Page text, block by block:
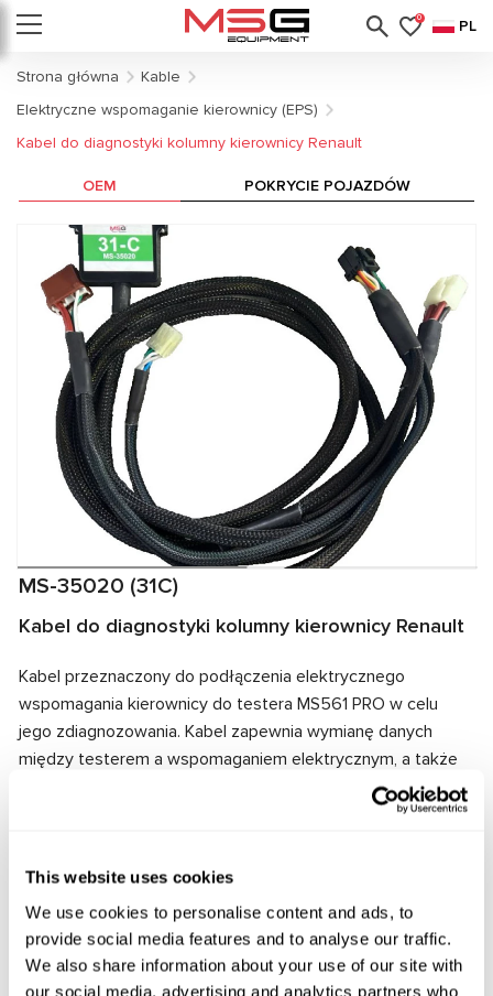
This website uses cookies
We use cookies to personalise content and ads, to
provide social media features and to analyse our traffic.
We also share information about your use of our site with
our social media, advertising and analytics partners who
0 PL
Strona główna
Kable
Elektryczne wspomaganie kierownicy (EPS)
Kabel do diagnostyki kolumny kierownicy Renault
MS-35020 (31C)
Kabel do diagnostyki kolumny kierownicy Renault
Kabel przeznaczony do podłączenia elektrycznego
wspomagania kierownicy do testera MS561 PRO w celu
jego zdiagnozowania. Kabel zapewnia wymianę danych
między testerem a wspomaganiem elektrycznym, a także
dostarcza energię elektryczną do zespołu. Dzięki
połączenie.
Producent:MSG Equipment
OEM POKRYCIE POJAZDÓW